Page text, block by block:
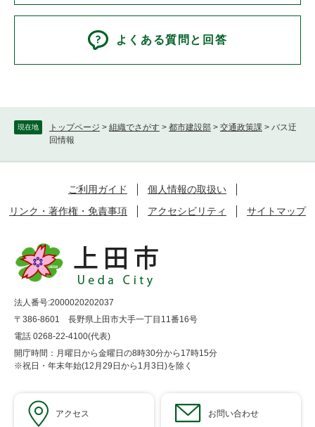
現在地 トップページ > 組織でさがす > 都市建設部 > 交通政策課 > バス迂
回情報
よくある質問と回答
ご利用ガイド
個人情報の取扱い
リンク・著作権・免責事項
アクセシビリティ サイトマップ
法人番号:2000020202037
〒386-8601 長野県上田市大手一丁目11番16号
電話 0268-22-4100(代表)
開庁時間：月曜日から金曜日の8時30分から17時15分
※祝日・年末年始(12月29日から1月3日)を除く
アクセス お問い合わせ